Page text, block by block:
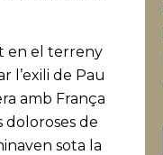
en el terreny
l’exili de Pau
amb França
doloroses de
sota la